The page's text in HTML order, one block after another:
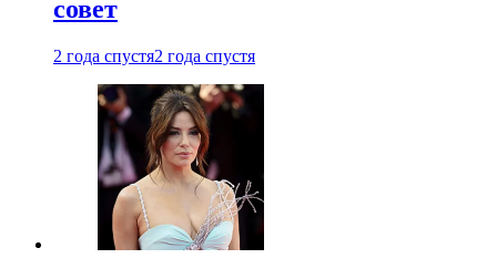
совет
2 года спустя2 года спустя